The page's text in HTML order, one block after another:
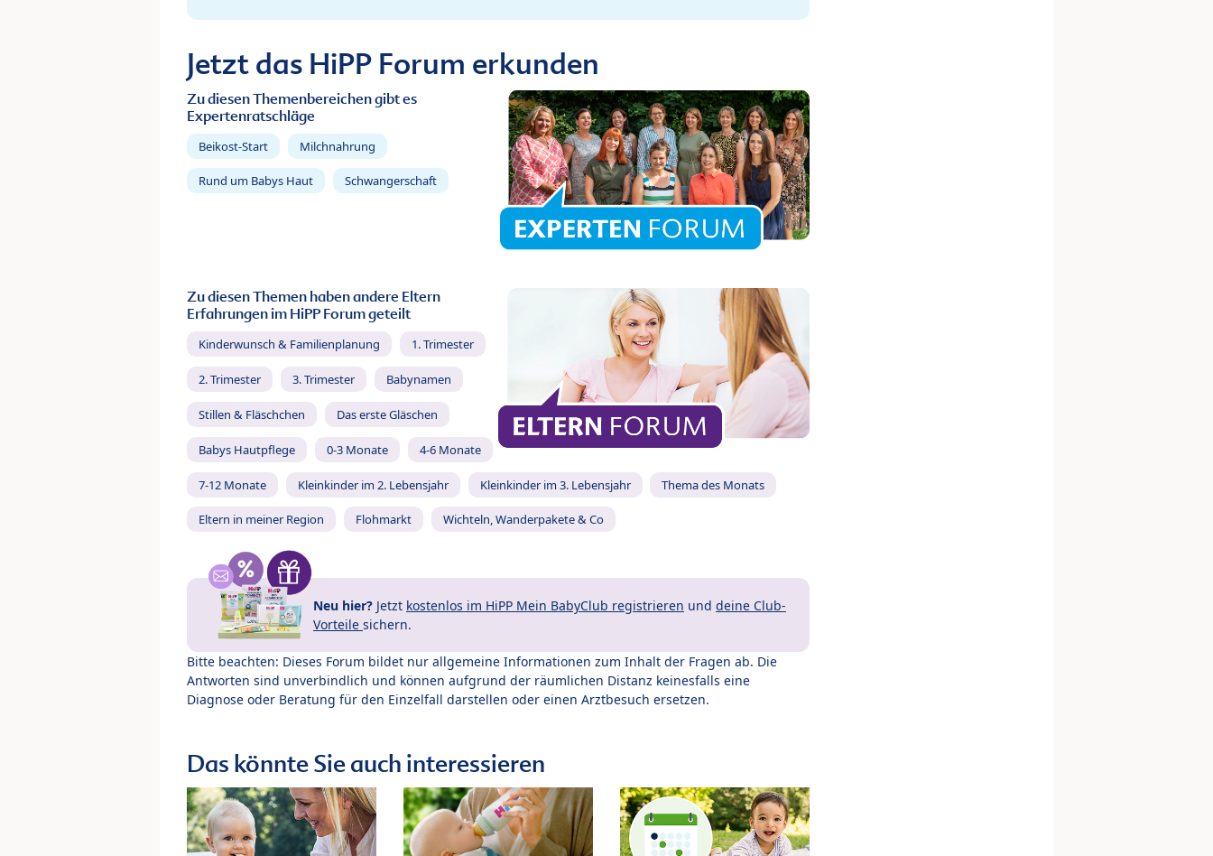
Jetzt das HiPP Forum erkunden
Zu diesen Themenbereichen gibt es
Expertenratschläge
Beikost-Start Milchnahrung
Rund um Babys Haut Schwangerschaft
Zu diesen Themen haben andere Eltern
Erfahrungen im HiPP Forum geteilt
Kinderwunsch & Familienplanung 1. Trimester
2. Trimester 3. Trimester Babynamen
Stillen & Fläschchen Das erste Gläschen
Babys Hautpflege 0-3 Monate 4-6 Monate
7-12 Monate Kleinkinder im 2. Lebensjahr Kleinkinder im 3. Lebensjahr Thema des Monats
Eltern in meiner Region Flohmarkt Wichteln, Wanderpakete & Co
Neu hier? Jetzt kostenlos im HiPP Mein BabyClub registrieren und deine Club-
Vorteile sichern.
Bitte beachten: Dieses Forum bildet nur allgemeine Informationen zum Inhalt der Fragen ab. Die
Antworten sind unverbindlich und können aufgrund der räumlichen Distanz keinesfalls eine
Diagnose oder Beratung für den Einzelfall darstellen oder einen Arztbesuch ersetzen.
Das könnte Sie auch interessieren